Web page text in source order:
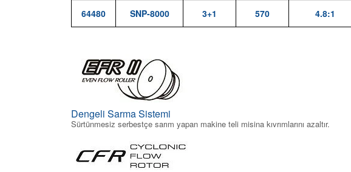
64480 SNP-8000 3+1 570 4.8:1
Dengeli Sarma Sistemi
Sürtünmesiz serbestçe sarım yapan makine teli misina kıvrımlarını azaltır.